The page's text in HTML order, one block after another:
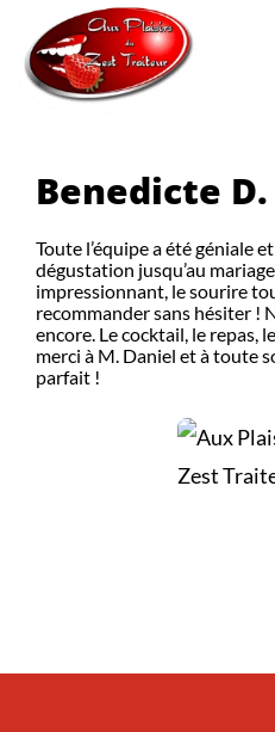
Passer
contenu
Benedicte D.
Toute l’équipe a été géniale
dégustation jusqu’au
impressionnant, le sourire
recommander sans hésiter !
encore. Le cocktail, le repas,
merci à M. Daniel et à toute
parfait !